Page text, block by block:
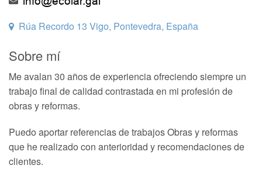
Rúa Recordo 13 Vigo, Pontevedra, España
Sobre mí
Me avalan 30 años de experiencia ofreciendo siempre un
trabajo final de calidad contrastada en mi profesión de
obras y reformas.
Puedo aportar referencias de trabajos Obras y reformas
que he realizado con anterioridad y recomendaciones de
clientes.